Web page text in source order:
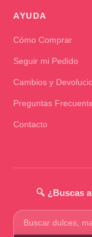
AYUDA
Cómo Comprar
Seguir mi Pedido
Cambios y
Preguntas
Contacto
🔍 ¿Buscas
Buscar
productos